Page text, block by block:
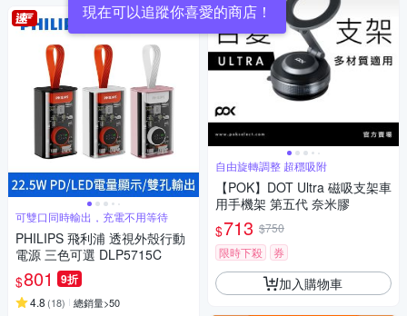
現在可以追蹤你喜愛的商店！
可雙口同時輸出，充電不用等待
PHILIPS 飛利浦 透視外殼行動
電源 三色可選 DLP5715C
$801 9折
4.8 (18) 總銷量>50
自由旋轉調整 超穩吸附
【POK】DOT Ultra 磁吸支架車
用手機架 第五代 奈米膠
$713 $750
限時下殺
券
加入購物車